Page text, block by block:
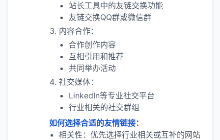
站长工具中的友链交换功能
友链交换QQ群或微信群
内容合作：
合作创作内容
互相引用和推荐
共同举办活动
社交媒体：
LinkedIn等专业社交平台
行业相关的社交群组
如何选择合适的友情链接：
相关性：优先选择行业相关或互补的网站